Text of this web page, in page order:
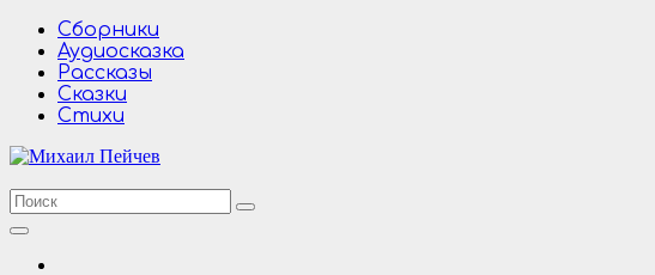
Перейти
содержимому
Сборники
Аудиосказка
Рассказы
Сказки
Стихи